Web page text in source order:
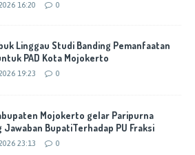
16:20 0
Linggau Studi Banding Pemanfaatan
PAD Kota Mojokerto
19:23 0
Mojokerto gelar Paripurna
Jawaban BupatiTerhadap PU Fraksi
23:13 0